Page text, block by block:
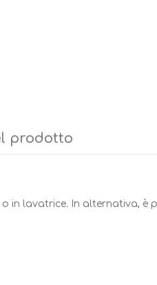
prodotto
in lavatrice. In alternativa, è